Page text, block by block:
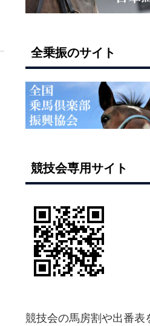
全乗振のサイト
競技会専用サイト
競技会の馬房割や出番表